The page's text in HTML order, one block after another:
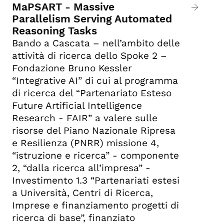
MaPSART - Massive
Parallelism Serving Automated
Reasoning Tasks
Bando a Cascata – nell’ambito delle
attività di ricerca dello Spoke 2 –
Fondazione Bruno Kessler
“Integrative AI” di cui al programma
di ricerca del “Partenariato Esteso
Future Artificial Intelligence
Research - FAIR” a valere sulle
risorse del Piano Nazionale Ripresa
e Resilienza (PNRR) missione 4,
“istruzione e ricerca” - componente
2, “dalla ricerca all’impresa” -
Investimento 1.3 “Partenariati estesi
a Università, Centri di Ricerca,
Imprese e finanziamento progetti di
ricerca di base”, finanziato